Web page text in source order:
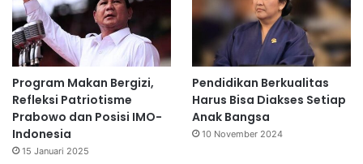
Program Makan Bergizi,
Refleksi Patriotisme
Prabowo dan Posisi IMO-
Indonesia
15 Januari 2025
Pendidikan Berkualitas
Harus Bisa Diakses Setiap
Anak Bangsa
10 November 2024